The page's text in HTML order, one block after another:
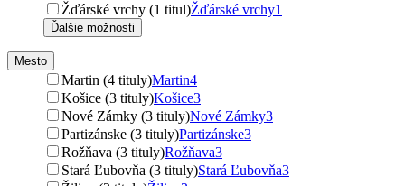
Žďárské vrchy (1 titul)Žďárské vrchy1
Ďalšie možnosti
Mesto
Martin (4 tituly)Martin4
Košice (3 tituly)Košice3
Nové Zámky (3 tituly)Nové Zámky3
Partizánske (3 tituly)Partizánske3
Rožňava (3 tituly)Rožňava3
Stará Ľubovňa (3 tituly)Stará Ľubovňa3